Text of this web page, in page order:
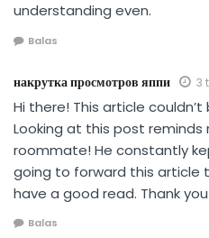
understanding even.
Balas
накрутка просмотров яппи 3
Hi there! This article
Looking at this post reminds
roommate! He constantly
going to forward this article
have a good read. Thank
Balas